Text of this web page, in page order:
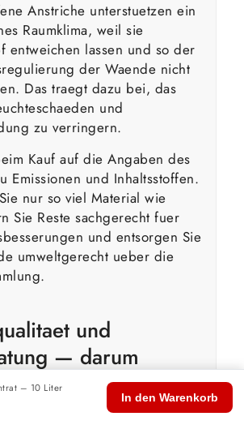
Anstriche unterstuetzen ein
Raumklima, weil sie
entweichen lassen und so der
der Waende nicht
Das traegt dazu bei, das
und
zu verringern.
Kauf auf die Angaben des
Emissionen und Inhaltsstoffen.
nur so viel Material wie
Sie Reste sachgerecht fuer
und entsorgen Sie
umweltgerecht ueber die
und
— darum
Konzentrat
bei Proma Farben
– 10 Liter
In den Warenkorb
🔍 🛒
Warenkorb
👤
Konto